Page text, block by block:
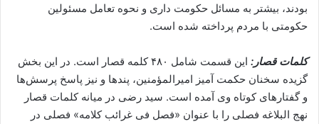
بودند، بیشتر به مسائل حکومت داری و نحوه تعامل مسئولین
حکومتی با مردم پرداخته شده است.
کلمات قصار:
این قسمت شامل ۴۸۰ کلمه قصار است. در این بخش
گزیده سخنان حکمت آمیز امیرالمؤمنین، پندها و نیز پاسخ پرسش‌ها
و گفتارهای کوتاه وی آمده است. سید رضی در میانه کلمات قصار
نهج البلاغه فصلی را با عنوان «فصل فی غرائب کلامه» فصلی در